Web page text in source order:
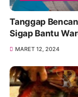
Tanggap
Sigap Bantu
MARET 12, 2024